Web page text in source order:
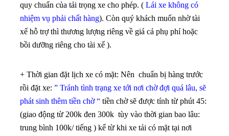
quy chuẩn của tải trọng xe cho phép. ( Lái xe không có
nhiệm vụ phải chất hàng). Còn quý khách muốn nhờ tài
xế hỗ trợ thì thương lượng riêng về giá cả phụ phí hoặc
bồi dưỡng riêng cho tài xế ).
+ Thời gian đặt lịch xe có mặt: Nên chuẩn bị hàng trước
rồi đặt xe: ” Tránh tình trạng xe tới nơi chờ đợi quá lâu, sẽ
phát sinh thêm tiền chờ “ tiền chờ sẽ được tính từ phút 45:
(giao động từ 200k đen 300k tùy vào thời gian bao lâu:
trung bình 100k/ tiếng ) kể từ khi xe tải có mặt tại nơi